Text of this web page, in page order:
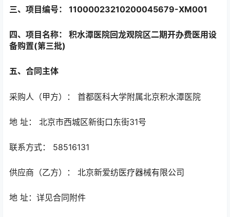
三、项目编号： 11000023210200045679-XM001
四、项目名称： 积水潭医院回龙观院区二期开办费医用设
备购置(第三批)
五、合同主体
采购人（甲方）： 首都医科大学附属北京积水潭医院
地 址： 北京市西城区新街口东街31号
联系方式： 58516131
供应商（乙方）： 北京新爱纺医疗器械有限公司
地 址：详见合同附件